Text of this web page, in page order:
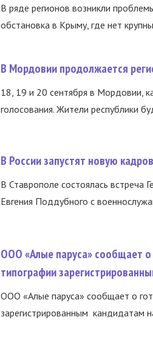
В ряде регионов возникли
обстановка в Крыму, где нет
В Мордовии продолжается
18, 19 и 20 сентября в Мордовии,
голосования. Жители республики
В России запустят новую
В Ставрополе состоялась встреча
Евгения Поддубного с
ООО «Алые паруса» сообщает о
типографии
ООО «Алые паруса» сообщает о
зарегистрированным кандидатам